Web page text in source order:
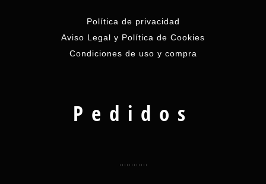
Política de privacidad
Aviso Legal y Política de Cookies
Condiciones de uso y compra
Pedidos